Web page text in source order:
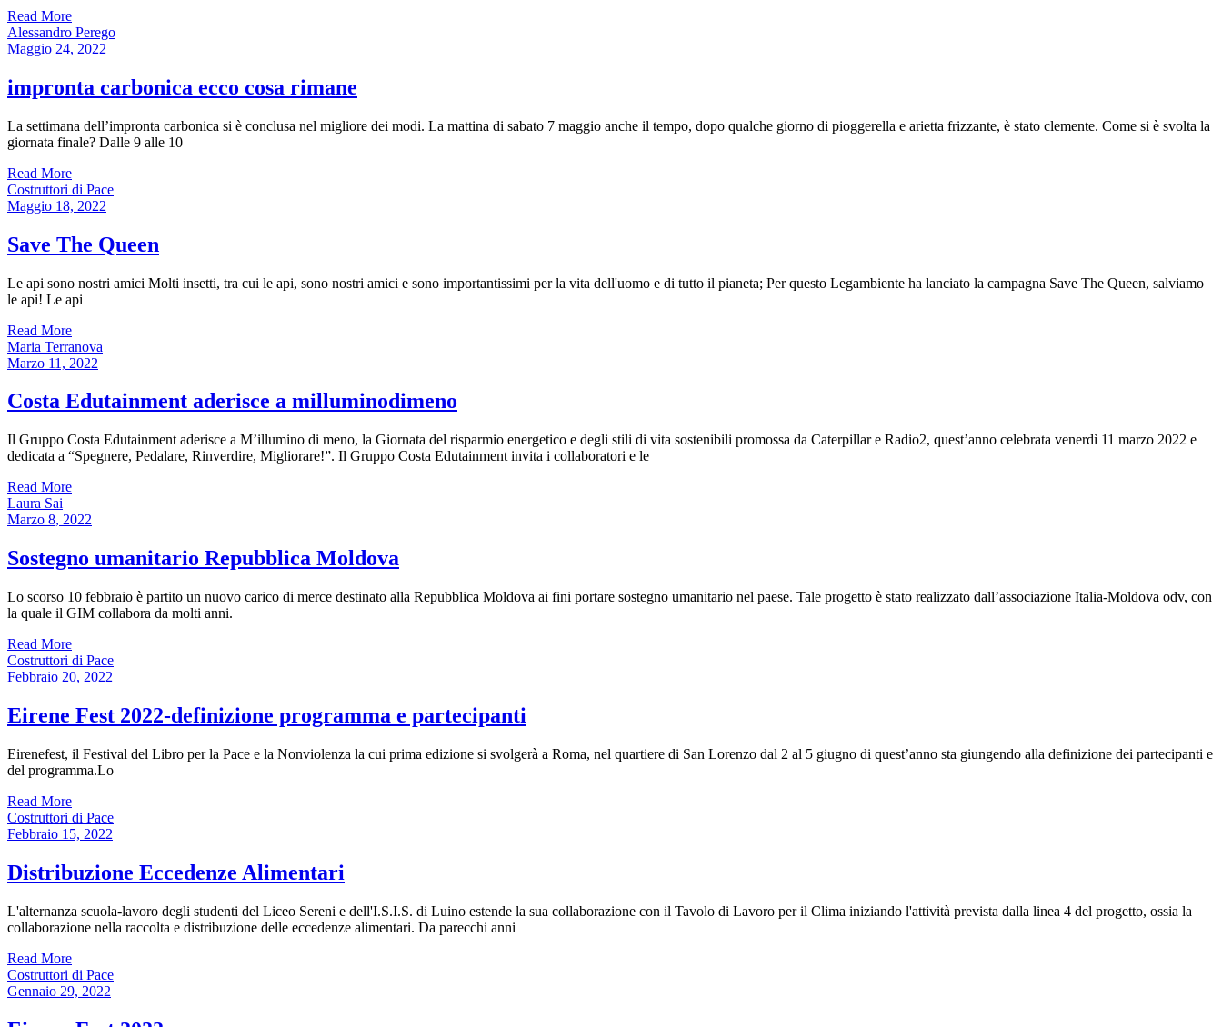
Read More
Alessandro Perego
Maggio 24, 2022
impronta carbonica ecco cosa rimane
La settimana dell’impronta carbonica si è conclusa nel migliore dei modi. La mattina di sabato 7 maggio anche il tempo, dopo qualche giorno di pioggerella e arietta frizzante, è stato clemente. Come si è svolta la
giornata finale? Dalle 9 alle 10
Read More
Costruttori di Pace
Maggio 18, 2022
Save The Queen
Le api sono nostri amici Molti insetti, tra cui le api, sono nostri amici e sono importantissimi per la vita dell'uomo e di tutto il pianeta; Per questo Legambiente ha lanciato la campagna Save The Queen, salviamo
le api! Le api
Read More
Maria Terranova
Marzo 11, 2022
Costa Edutainment aderisce a milluminodimeno
Il Gruppo Costa Edutainment aderisce a M’illumino di meno, la Giornata del risparmio energetico e degli stili di vita sostenibili promossa da Caterpillar e Radio2, quest’anno celebrata venerdì 11 marzo 2022 e
dedicata a “Spegnere, Pedalare, Rinverdire, Migliorare!”. Il Gruppo Costa Edutainment invita i collaboratori e le
Read More
Laura Sai
Marzo 8, 2022
Sostegno umanitario Repubblica Moldova
Lo scorso 10 febbraio è partito un nuovo carico di merce destinato alla Repubblica Moldova ai fini portare sostegno umanitario nel paese. Tale progetto è stato realizzato dall’associazione Italia-Moldova odv, con
la quale il GIM collabora da molti anni.
Read More
Costruttori di Pace
Febbraio 20, 2022
Eirene Fest 2022-definizione programma e partecipanti
Eirenefest, il Festival del Libro per la Pace e la Nonviolenza la cui prima edizione si svolgerà a Roma, nel quartiere di San Lorenzo dal 2 al 5 giugno di quest’anno sta giungendo alla definizione dei partecipanti e
del programma.Lo
Read More
Costruttori di Pace
Febbraio 15, 2022
Distribuzione Eccedenze Alimentari
L'alternanza scuola-lavoro degli studenti del Liceo Sereni e dell'I.S.I.S. di Luino estende la sua collaborazione con il Tavolo di Lavoro per il Clima iniziando l'attività prevista dalla linea 4 del progetto, ossia la
collaborazione nella raccolta e distribuzione delle eccedenze alimentari. Da parecchi anni
Read More
Costruttori di Pace
Gennaio 29, 2022